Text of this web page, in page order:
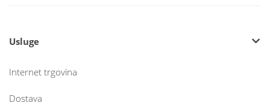
Usluge
Internet trgovina
Dostava